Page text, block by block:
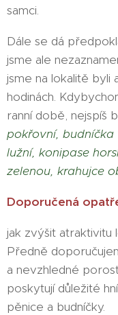
samci.
Dále se dá
jsme ale
jsme na lokalitě byli
hodinách.
ranní době, nejspíš
pokřovní, budníčka
lužní, konipase
zelenou, krahujce
Doporučená
jak zvýšit atraktivitu
Předně
a nevzhledné
poskytují důležité
pěnice a budníčky.